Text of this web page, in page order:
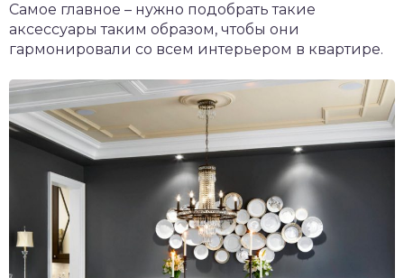
Самое главное – нужно подобрать такие
аксессуары таким образом, чтобы они
гармонировали со всем интерьером в квартире.